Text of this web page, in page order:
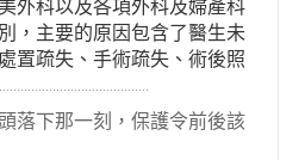
外科以及各項外科及婦產科
，主要的原因包含了醫生未
置疏失、手術疏失、術後照
收取。雖然醫學進步，但醫
糾紛還是經常發生。很多案
流程，我們如果不幸遇到相
落下那一刻，保護令前後該